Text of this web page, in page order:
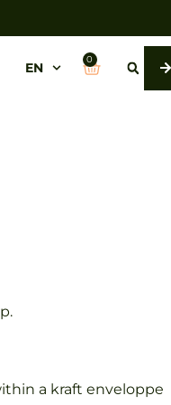
EN 0
a kraft enveloppe